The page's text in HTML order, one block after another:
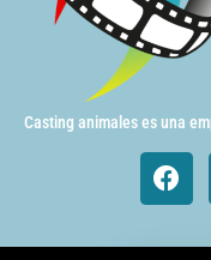
Casting animales es una